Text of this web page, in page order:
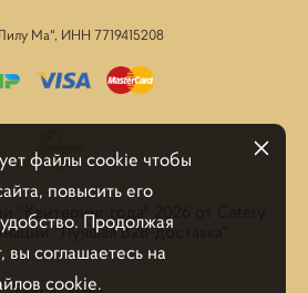
Ма", ИНН 7719415208
"Кейтеринг года" 2026 от Catery
"Лучшая B2B-доставка"
файлы cookie чтобы
повысить его
Продолжая
вы соглашаетесь на
cookie.